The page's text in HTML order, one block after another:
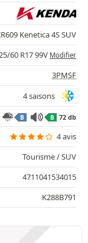
Kenetica 4S SUV
60 R17 99V Modifier
3PMSF
4 saisons
B B 72 db
4 avis
Tourisme / SUV
4711041534015
K288B791